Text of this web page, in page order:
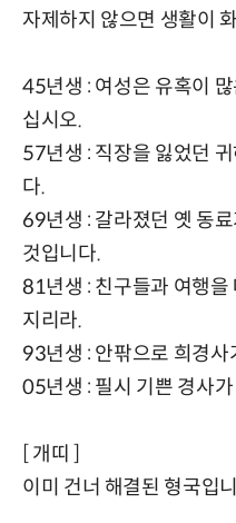
자제하지 않으면 생활이
45년생 : 여성은 유혹이
십시오.
57년생 : 직장을 잃었던
다.
69년생 : 갈라졌던 옛 동
것입니다.
81년생 : 친구들과 여행을
지리라.
93년생 : 안팎으로 희경사
05년생 : 필시 기쁜 경사
[ 개띠 ]
이미 건너 해결된 형국입